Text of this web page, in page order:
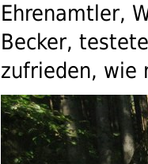
Ehrenamtler,
Becker,
zufrieden, wie